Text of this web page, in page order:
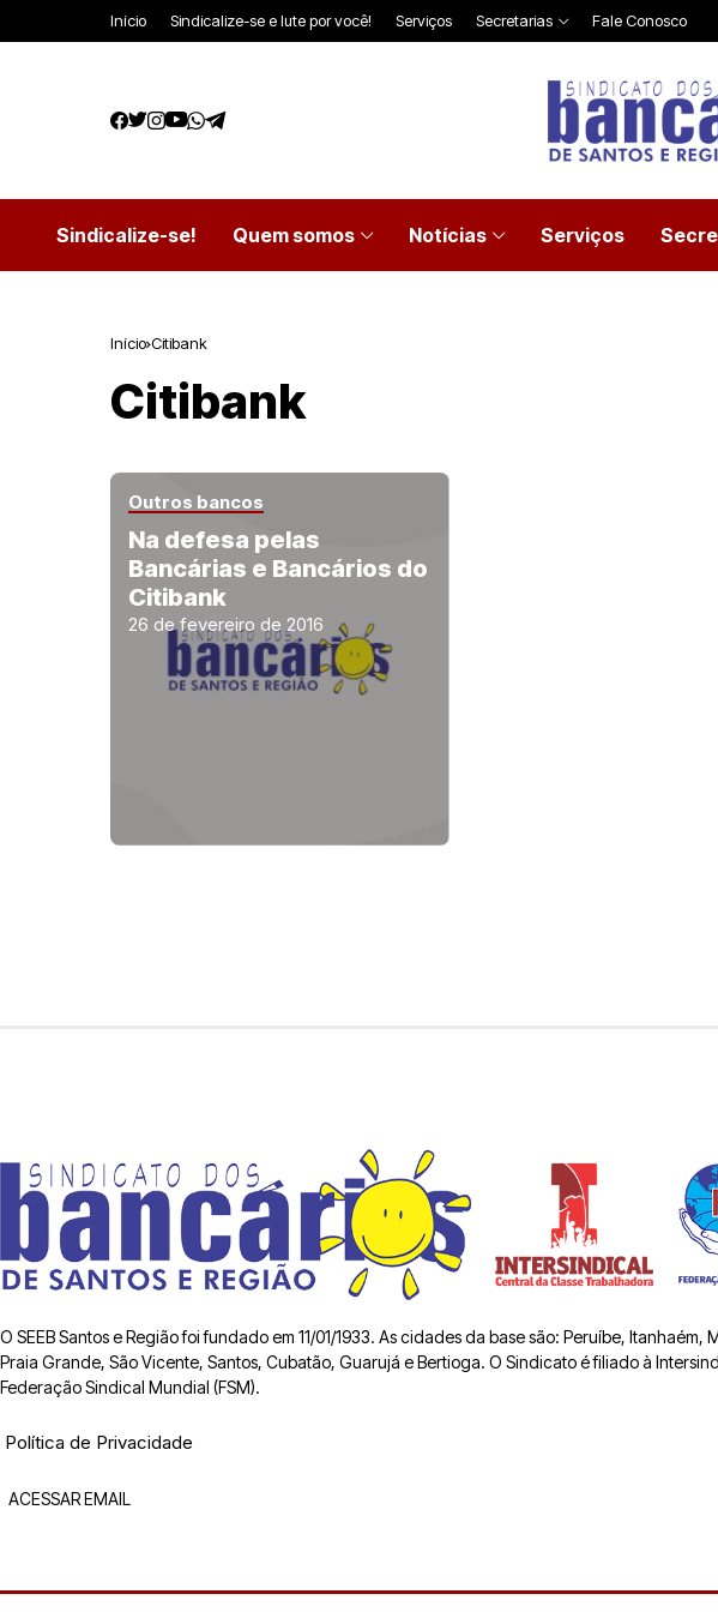
Início Sindicalize-se e lute por você! Serviços Secretarias Fale Conosco
Sindicalize-se! Quem somos Notícias Serviços
Início Citibank
Citibank
Outros bancos
Na defesa pelas
Bancárias e Bancários do
Citibank
26 de fevereiro de 2016
O SEEB Santos e Região foi fundado em 11/01/1933. As cidades da base são: Peruíbe, Itanhaém,
Praia Grande, São Vicente, Santos, Cubatão, Guarujá e Bertioga. O Sindicato é filiado à
Federação Sindical Mundial (FSM).
Política de Privacidade
ACESSAR EMAIL